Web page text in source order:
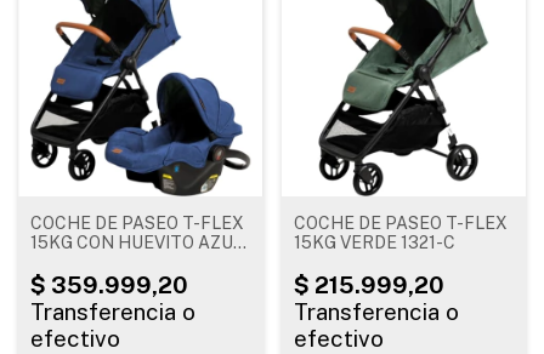
COCHE DE PASEO T-FLEX
15KG CON HUEVITO AZUL
COCHE DE PASEO T-FLEX
15KG VERDE 1321-C